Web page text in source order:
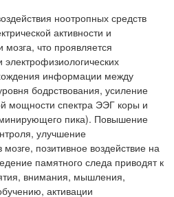
ноотропных средств
активности и
мозга, что проявляется
информации между
бодрствования, усиление
мощности спектра ЭЭГ коры и
пика). Повышение
улучшение
позитивное воздействие на
памятного следа приводят к
внимания, мышления,
активации